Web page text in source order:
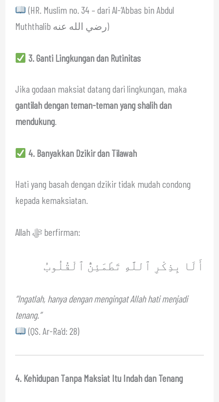
(HR. Muslim no. 34 – dari Al-‘Abbas bin Abdul
Muththalib رضي الله عنه)
3. Ganti Lingkungan dan Rutinitas
Jika godaan maksiat datang dari lingkungan, maka
gantilah dengan teman-teman yang shalih dan
mendukung.
4. Banyakkan Dzikir dan Tilawah
Hati yang basah dengan dzikir tidak mudah condong
kepada kemaksiatan.
Allah ﷻ berfirman:
أَلَا بِذِكْرِ ٱللَّهِ تَطْمَئِنُّ ٱلْقُلُوبُ
“Ingatlah, hanya dengan mengingat Allah hati menjadi
tenang.”
(QS. Ar-Ra’d: 28)
4. Kehidupan Tanpa Maksiat Itu Indah dan Tenang